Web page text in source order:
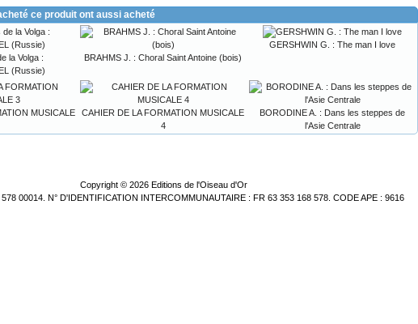
ce produit ont aussi acheté
la Volga :
(Russie)
BRAHMS J. : Choral Saint Antoine (bois)
GERSHWIN G. : The man I love
MUSICALE
CAHIER DE LA FORMATION MUSICALE
4
BORODINE A. : Dans les steppes de
l'Asie Centrale
Copyright © 2026 Editions de l'Oiseau d'Or
578 00014. N° D'IDENTIFICATION INTERCOMMUNAUTAIRE : FR 63 353 168 578. CODE APE : 9616